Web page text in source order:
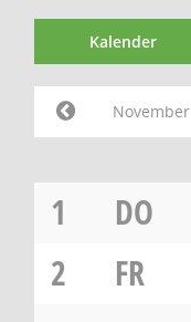
Kalender
November
1
DO
2
FR